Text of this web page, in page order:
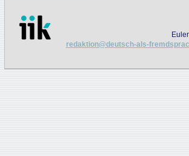
redaktion@deutsch-als-